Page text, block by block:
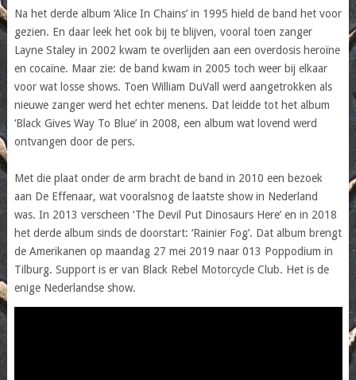
Na het derde album ‘Alice In Chains’ in 1995 hield de band het voor
gezien. En daar leek het ook bij te blijven, vooral toen zanger
Layne Staley in 2002 kwam te overlijden aan een overdosis heroïne
en cocaïne. Maar zie: de band kwam in 2005 toch weer bij elkaar
voor wat losse shows. Toen William DuVall werd aangetrokken als
nieuwe zanger werd het echter menens. Dat leidde tot het album
‘Black Gives Way To Blue’ in 2008, een album wat lovend werd
ontvangen door de pers.
Met die plaat onder de arm bracht de band in 2010 een bezoek
aan De Effenaar, wat vooralsnog de laatste show in Nederland
was. In 2013 verscheen ‘The Devil Put Dinosaurs Here’ en in 2018
het derde album sinds de doorstart: ‘Rainier Fog’. Dat album brengt
de Amerikanen op maandag 27 mei 2019 naar 013 Poppodium in
Tilburg. Support is er van Black Rebel Motorcycle Club. Het is de
enige Nederlandse show.